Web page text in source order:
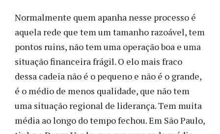
Normalmente quem apanha nesse processo é
aquela rede que tem um tamanho razoável, tem
pontos ruins, não tem uma operação boa e uma
situação financeira frágil. O elo mais fraco
dessa cadeia não é o pequeno e não é o grande,
é o médio de menos qualidade, que não tem
uma situação regional de liderança. Tem muita
média ao longo do tempo fechou. Em São Paulo,